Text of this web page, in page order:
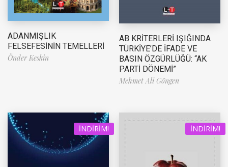
ADANMIŞLIK
FELSEFESİNİN TEMELLERİ
Önder Keskin
AB KRİTERLERİ IŞIĞINDA
TÜRKİYE’DE İFADE VE
BASIN ÖZGÜRLÜĞÜ: “AK
PARTİ DÖNEMİ”
Mehmet Ali Göngen
İNDIRIM! İNDIRIM!